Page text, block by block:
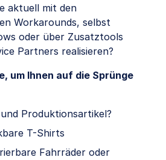
aktuell mit den
Workarounds, selbst
oder über Zusatztools
Partners realisieren?
um Ihnen auf die Sprünge
Produktionsartikel?
T-Shirts
Fahrräder oder